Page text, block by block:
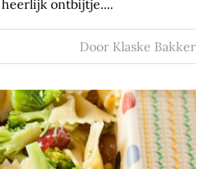
ontbijtje....
Door Klaske Bakker